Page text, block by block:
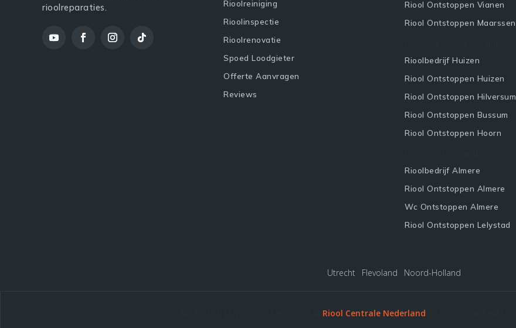
rioolreparaties.
Rioolreiniging
Rioolinspectie
Rioolrenovatie
Spoed Loodgieter
Offerte Aanvragen
Reviews
Riool Ontstoppen Vianen
Riool Ontstoppen Maarssen
Rioolbedrijf Huizen
Riool Ontstoppen Huizen
Riool Ontstoppen Hilversum
Riool Ontstoppen Bussum
Riool Ontstoppen Hoorn
Rioolbedrijf Almere
Riool Ontstoppen Almere
Wc Ontstoppen Almere
Riool Ontstoppen Lelystad
Utrecht Flevoland Noord-Holland
Riool Centrale Nederland